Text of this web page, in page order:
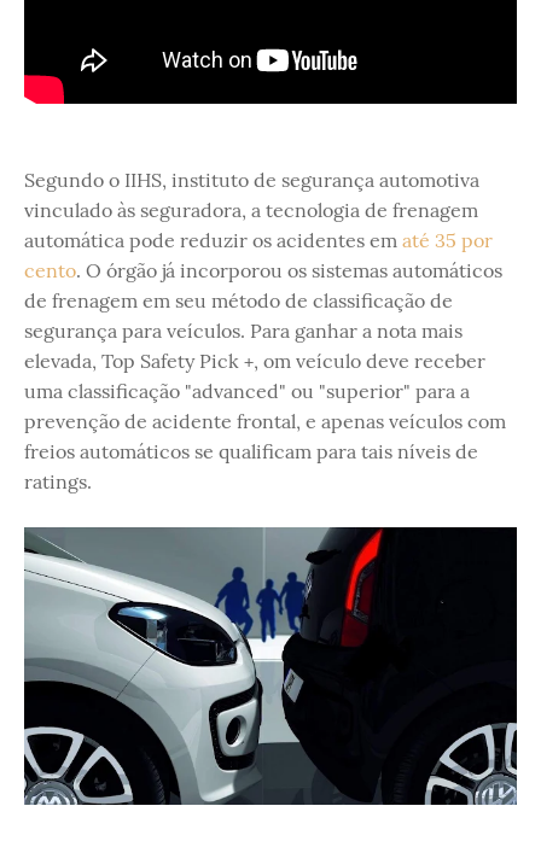
Segundo o IIHS, instituto de segurança automotiva
vinculado às seguradora, a tecnologia de frenagem
automática pode reduzir os acidentes em até 35 por
cento. O órgão já incorporou os sistemas automáticos
de frenagem em seu método de classificação de
segurança para veículos. Para ganhar a nota mais
elevada, Top Safety Pick +, om veículo deve receber
uma classificação "advanced" ou "superior" para a
prevenção de acidente frontal, e apenas veículos com
freios automáticos se qualificam para tais níveis de
ratings.